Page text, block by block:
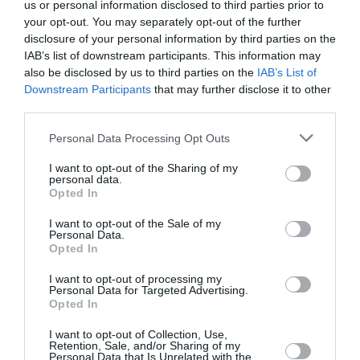
us or personal information disclosed to third parties prior to
your opt-out. You may separately opt-out of the further
disclosure of your personal information by third parties on the
IAB’s list of downstream participants. This information may
also be disclosed by us to third parties on the IAB’s List of
Downstream Participants that may further disclose it to other
Personal Data Processing Opt Outs
I want to opt-out of the Sharing of my
personal data.
Opted In
I want to opt-out of the Sale of my
Personal Data.
Opted In
I want to opt-out of processing my
Personal Data for Targeted Advertising.
Opted In
I want to opt-out of Collection, Use,
Retention, Sale, and/or Sharing of my
Personal Data that Is Unrelated with the
depunere 30 noiembrie și poate fi transmis cu cele
două modalități.
O prevedere specială este în schimb prevăzută
pentru subiecții rezidenți în străinătate care, dacă nu
au posibilitatea de a transmite pe cale telematică,
pot trimite cu scrisoare recomandată formularele de
declarații corespunzătoare direct la Administrația
Transfer de bani Ria
Ria Money Transfer este o companie specializată în
transferuri internaționale de bani prezentă în peste
160 de țări din întreaga lume cu o rețea de